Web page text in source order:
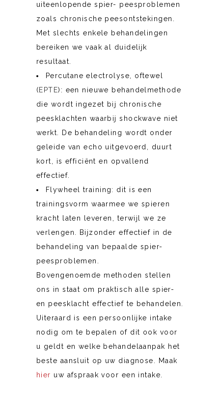
uiteenlopende spier- peesproblemen
zoals chronische peesontstekingen.
Met slechts enkele behandelingen
bereiken we vaak al duidelijk
resultaat.
Percutane electrolyse, oftewel
(EPTE): een nieuwe behandelmethode
die wordt ingezet bij chronische
peesklachten waarbij shockwave niet
werkt. De behandeling wordt onder
geleide van echo uitgevoerd, duurt
kort, is efficiënt en opvallend
effectief.
Flywheel training: dit is een
trainingsvorm waarmee we spieren
kracht laten leveren, terwijl we ze
verlengen.
Bijzonder effectief in de
behandeling van bepaalde spier-
peesproblemen.
Bovengenoemde methoden stellen
ons in staat om praktisch alle spier-
en peesklacht effectief te behandelen.
Uiteraard is een persoonlijke intake
nodig om te bepalen of dit ook voor
u geldt en welke behandelaanpak het
beste aansluit op uw diagnose. Maak
hier uw afspraak voor een intake.